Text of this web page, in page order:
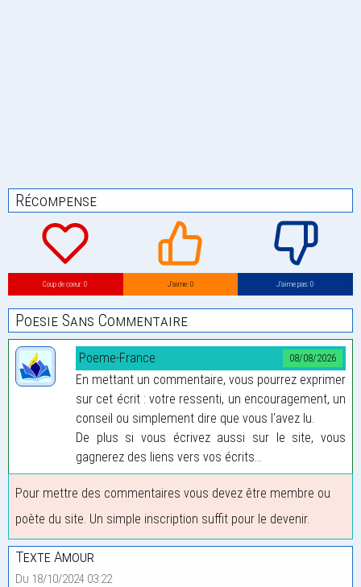
Récompense
Coup de coeur: 0 J’aime: 0 J’aime pas: 0
Poesie Sans Commentaire
08/08/2026
Poeme-France
En mettant un commentaire, vous pourrez exprimer
sur cet écrit : votre ressenti, un encouragement, un
conseil ou simplement dire que vous l'avez lu.
De plus si vous écrivez aussi sur le site, vous
gagnerez des liens vers vos écrits...
Pour mettre des commentaires vous devez être membre ou
poète du site. Un simple inscription suffit pour le devenir.
Texte Amour
Du 18/10/2024 03:22